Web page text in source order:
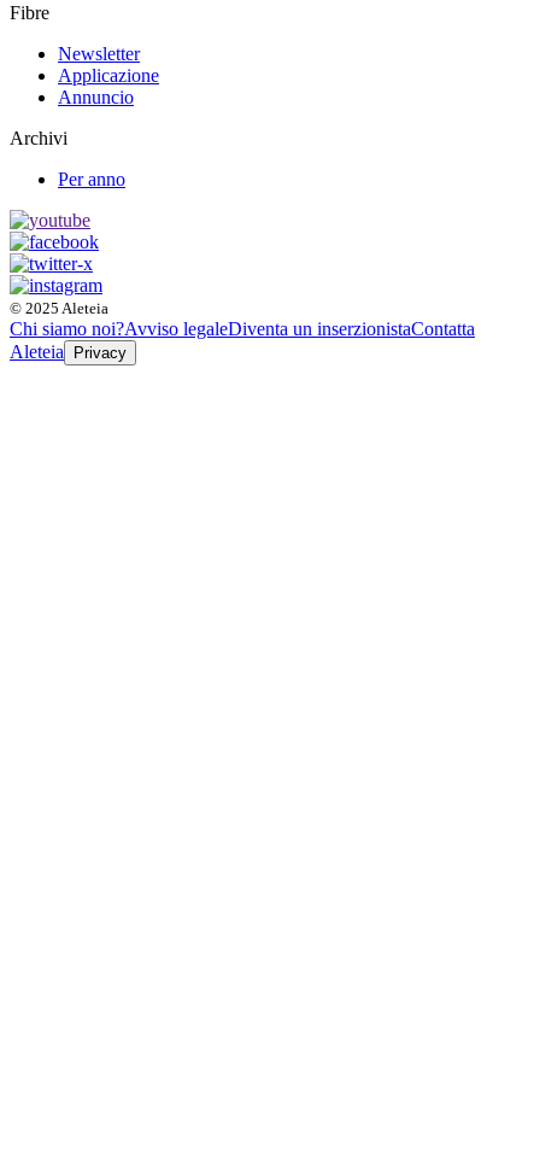
Fibre
Newsletter
Applicazione
Annuncio
Archivi
Per anno
© 2025 Aleteia
Chi siamo noi?Avviso legaleDiventa un inserzionistaContatta
Aleteia
Privacy